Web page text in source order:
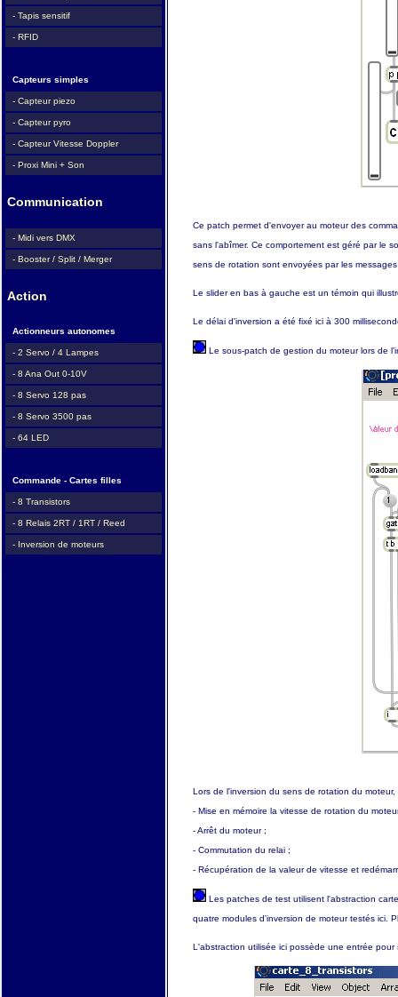
- Tapis sensitif
- RFID
Capteurs simples
- Capteur piezo
- Capteur pyro
- Capteur Vitesse Doppler
- Proxi Mini + Son
Communication
- Midi vers DMX
- Booster / Split / Merger
Action
Actionneurs autonomes
- 2 Servo / 4 Lampes
- 8 Ana Out 0-10V
- 8 Servo 128 pas
- 8 Servo 3500 pas
- 64 LED
Commande - Cartes filles
- 8 Transistors
- 8 Relais 2RT / 1RT / Reed
- Inversion de moteurs
Ce patch permet d'envoyer au moteur des
sans l'abîmer. Ce comportement est géré par le
sens de rotation sont envoyées par les
Le slider en bas à gauche est un témoin qui
Le délai d'inversion a été fixé ici à 300
Le sous-patch de gestion du moteur lors de
Lors de l'inversion du sens de rotation du
- Mise en mémoire la vitesse de rotation du
- Arrêt du moteur ;
- Commutation du relai ;
- Récupération de la valeur de vitesse et
Les patches de test utilisent l'abstraction
quatre modules d'inversion de moteur testés ici.
L'abstraction utilisée ici possède une entrée